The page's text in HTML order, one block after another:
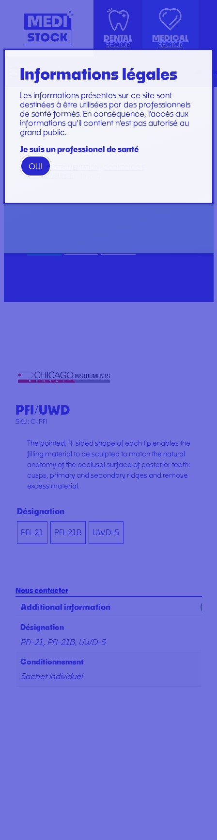
DENTAL
SECTOR
ISOLATION GOWN WITH COTTON
CUFFS
KIT INSTRUMENTS
LABORATOIRE
PLATEAU
PROTECTION
RESTORATION AND
GAMME
MEDICAL
SECTOR
ACCESSORIES
INJECTION, PRÉLÈVEMENT ET
PERFUSION
CONSOMMABLES
GYNECOLOGY
PROTECTION ET HYGIÈNE
DRESSING SET
PERFUSION SET
CARE SET
SUTURE SET
CARE AND
DRESSINGS
RechercheFrançais
HOME INSTRUMENTATION
CONSERVATRICE
PFI/UWD
SKU: C-PFI
The pointed, 4-sided shape of each tip enables the
filling material to be sculpted to match the natural
anatomy of the occlusal surface of posterior teeth:
cusps, primary and secondary ridges and remove
excess material.
Désignation
PFI-21 PFI-21B UWD-5
Nous contacter
Additional information
Désignation
PFI-21, PFI-21B, UWD-5
Conditionnement
Sachet individuel
Informations légales
Les informations présentes sur ce site sont
destinées à être utilisées par des professionnels
de santé formés. En conséquence, l’accès aux
informations qu’il contient n’est pas autorisé au
grand public.
Je suis un professionel de santé
OUI